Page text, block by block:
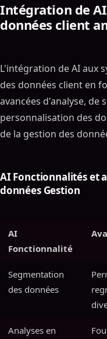
Intégration de AI
données client
L'intégration de AI aux
des données client en
avancées d'analyse, de
personnalisation des
de la gestion des
AI Fonctionnalités et
données Gestion
AI
Fonctionnalité
Segmentation
des données
Analyses en